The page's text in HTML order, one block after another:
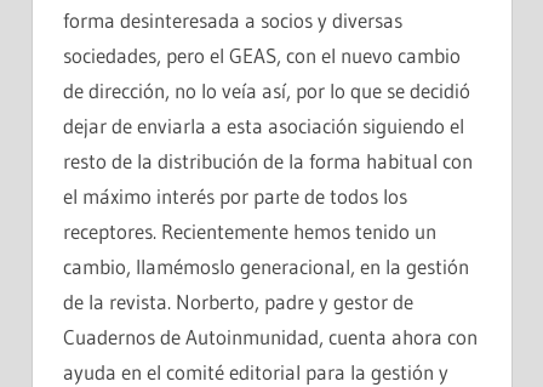
forma desinteresada a socios y diversas
sociedades, pero el GEAS, con el nuevo cambio
de dirección, no lo veía así, por lo que se decidió
dejar de enviarla a esta asociación siguiendo el
resto de la distribución de la forma habitual con
el máximo interés por parte de todos los
receptores. Recientemente hemos tenido un
cambio, llamémoslo generacional, en la gestión
de la revista. Norberto, padre y gestor de
Cuadernos de Autoinmunidad, cuenta ahora con
ayuda en el comité editorial para la gestión y